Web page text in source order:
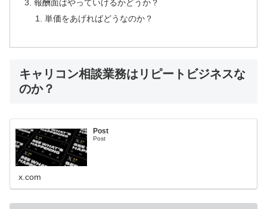
報酬面はやっていけるかどうか？
単価をあげればどうなのか？
キャリコン相談業務はリピートビジネスな
のか？
Post
Post
x.com